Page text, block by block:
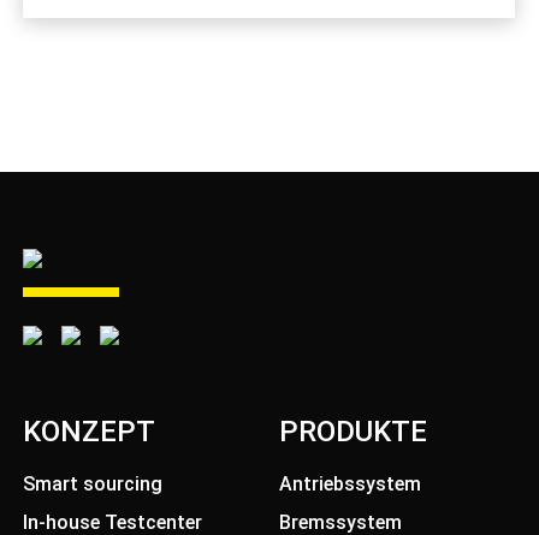
KONZEPT
Smart sourcing
In-house Testcenter
PRODUKTE
Antriebssystem
Bremssystem